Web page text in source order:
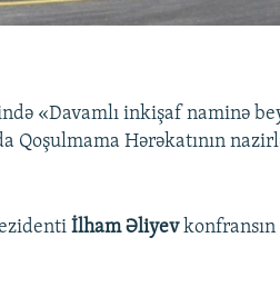
«Davamlı inkişaf naminə
Hərəkatının
İlham Əliyevkonfransın